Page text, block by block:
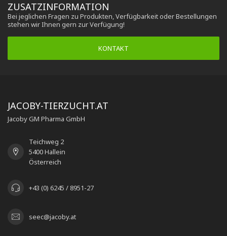
ZUSATZINFORMATION
Bei jeglichen Fragen zu Produkten, Verfügbarkeit oder Bestellungen
stehen wir Ihnen gern zur Verfügung!
KONTAKT
JACOBY-TIERZUCHT.AT
Jacoby GM Pharma GmbH
Teichweg 2
5400 Hallein
Österreich
+43 (0) 6245 / 8951-27
seec@jacoby.at